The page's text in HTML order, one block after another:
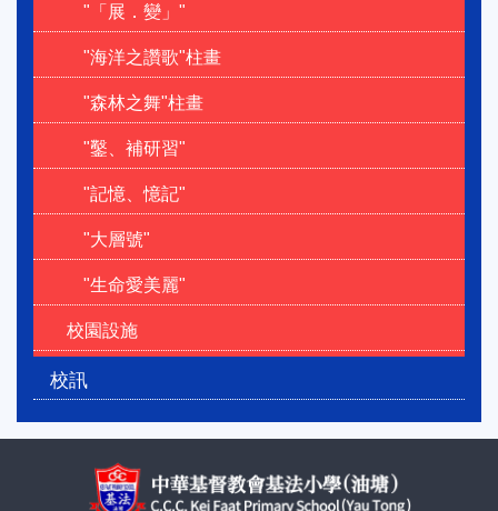
"「展．變」"
"海洋之讚歌"柱畫
"森林之舞"柱畫
"鑿、補研習"
"記憶、憶記"
"大層號"
"生命愛美麗"
校園設施
校訊